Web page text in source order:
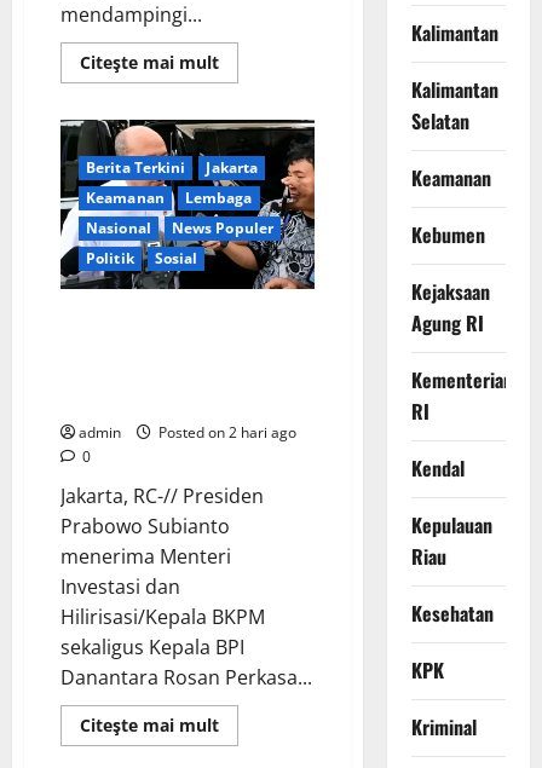
mendampingi...
Citeşte mai multRead
more
Tanpa
Pamrih,
Sertu
Maryono
Turun
Tangan
Bantu
Warga
Kedungoleng
Bangun
Berita Terkini
Jakarta
Keamanan
Lembaga
Nasional
News Populer
Politik
Sosial
admin
Posted on 2 hari ago
0
Jakarta, RC-// Presiden
Prabowo Subianto
menerima Menteri
Investasi dan
Hilirisasi/Kepala BKPM
sekaligus Kepala BPI
Danantara Rosan Perkasa...
Citeşte mai multRead
more
Berita Terkini
Digital
Ekonomi
Jakarta
Keamanan
Kalimantan
Kalimantan
Selatan
Keamanan
Kebumen
Kejaksaan
Agung RI
Kementerian
RI
Kendal
Kepulauan
Riau
Kesehatan
KPK
Kriminal